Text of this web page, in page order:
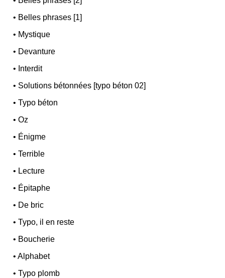
• Belles phrases [1]
• Mystique
• Devanture
• Interdit
• Solutions bétonnées [typo béton 02]
•Typo béton
•Oz
• Énigme
•Terrible
• Lecture
• Épitaphe
• De bric
•Typo, il en reste
• Boucherie
•Alphabet
•Typo plomb